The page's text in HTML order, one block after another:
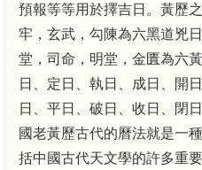
預報等等用於擇吉日。黃歷
牢，玄武，勾陳為六黑道兇
堂，司命，明堂，金匱為六
日、定日、執日、成日、開
日、平日、破日、收日、閉
國老黃歷古代的曆法就是一
括中國古代天文學的許多重